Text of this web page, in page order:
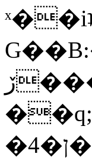
ڒ���n����%J^�}